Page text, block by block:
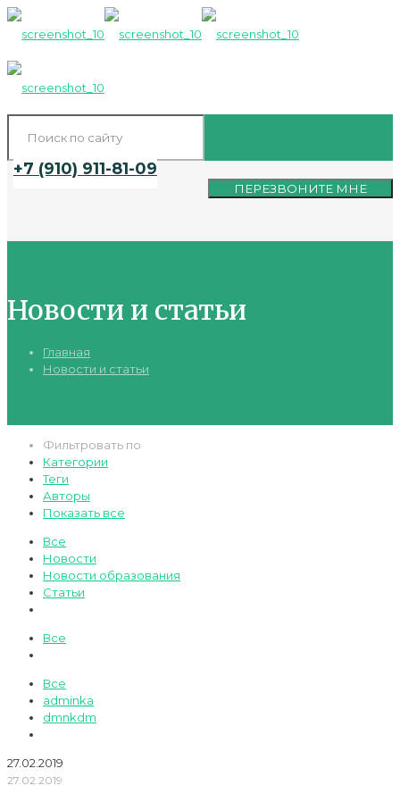
+7 (910) 911-81-09
ПЕРЕЗВОНИТЕ МНЕ
Новости и статьи
Главная
Новости и статьи
Фильтровать по
Категории
Теги
Авторы
Показать все
Все
Новости
Новости образования
Статьи
Все
Все
adminka
dmnkdm
27.02.2019
27.02.2019